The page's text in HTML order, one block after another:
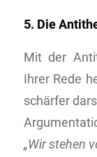
5. Die
Mit der
Ihrer Rede
schärfer
„Wir stehen